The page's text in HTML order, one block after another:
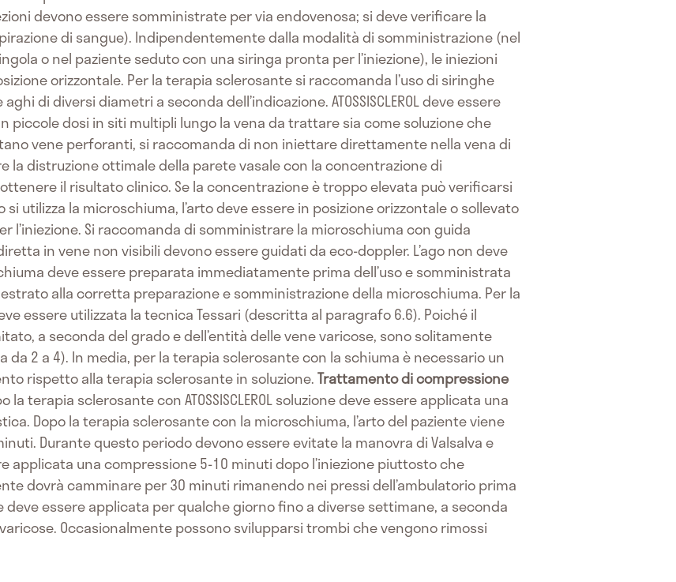
devono essere somministrate per via endovenosa; si deve verificare la
di sangue). Indipendentemente dalla modalità di somministrazione (nel
o nel paziente seduto con una siringa pronta per l’iniezione), le iniezioni
orizzontale. Per la terapia sclerosante si raccomanda l’uso di siringhe
di diversi diametri a seconda dell’indicazione. ATOSSISCLEROL deve essere
piccole dosi in siti multipli lungo la vena da trattare sia come soluzione che
vene perforanti, si raccomanda di non iniettare direttamente nella vena di
la distruzione ottimale della parete vasale con la concentrazione di
il risultato clinico. Se la concentrazione è troppo elevata può verificarsi
utilizza la microschiuma, l’arto deve essere in posizione orizzontale o sollevato
l’iniezione. Si raccomanda di somministrare la microschiuma con guida
in vene non visibili devono essere guidati da eco-doppler. L’ago non deve
deve essere preparata immediatamente prima dell’uso e somministrata
alla corretta preparazione e somministrazione della microschiuma. Per la
essere utilizzata la tecnica Tessari (descritta al paragrafo 6.6). Poiché il
a seconda del grado e dell’entità delle vene varicose, sono solitamente
2 a 4). In media, per la terapia sclerosante con la schiuma è necessario un
rispetto alla terapia sclerosante in soluzione.Trattamento di compressione
la terapia sclerosante con ATOSSISCLEROL soluzione deve essere applicata una
Dopo la terapia sclerosante con la microschiuma, l’arto del paziente viene
Durante questo periodo devono essere evitate la manovra di Valsalva e
applicata una compressione 5-10 minuti dopo l’iniezione piuttosto che
dovrà camminare per 30 minuti rimanendo nei pressi dell’ambulatorio prima
essere applicata per qualche giorno fino a diverse settimane, a seconda
Occasionalmente possono svilupparsi trombi che vengono rimossi